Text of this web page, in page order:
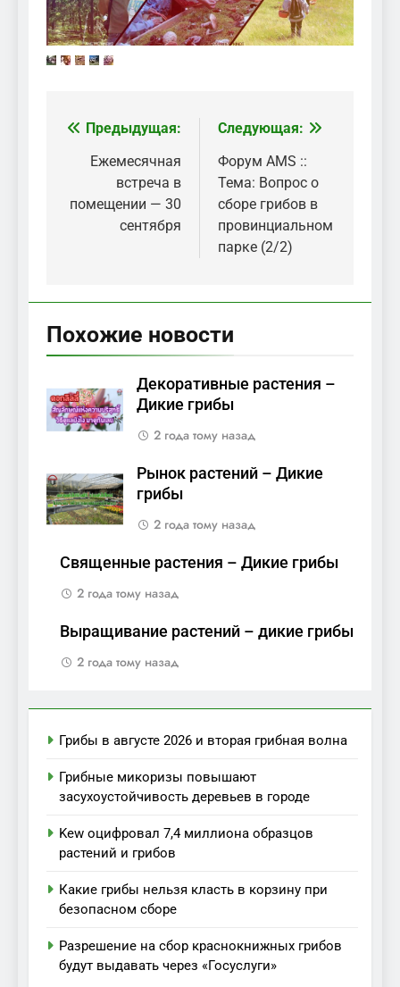
Навигация
записям
Предыдущая:
Ежемесячная
встреча в
помещении — 30
сентября
Следующая:
Форум AMS ::
Тема: Вопрос о
сборе грибов в
провинциальном
парке (2/2)
Похожие новости
Декоративные растения –
Дикие грибы
2 года тому назад
Рынок растений – Дикие
грибы
2 года тому назад
Священные растения – Дикие грибы
2 года тому назад
Выращивание растений – дикие грибы
2 года тому назад
Грибы в августе 2026 и вторая грибная волна
Грибные микоризы повышают
засухоустойчивость деревьев в городе
Kew оцифровал 7,4 миллиона образцов
растений и грибов
Какие грибы нельзя класть в корзину при
безопасном сборе
Разрешение на сбор краснокнижных грибов
будут выдавать через «Госуслуги»